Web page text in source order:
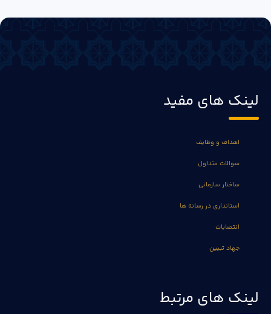
لینک های مفید
اهداف و وظایف
سوالات متداول
ساختار سازمانی
استانداری در رسانه ها
انتصابات
جهاد تبیین
لینک های مرتبط